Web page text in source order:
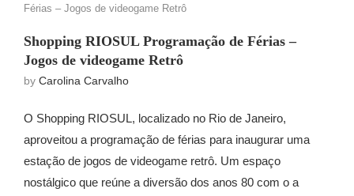
Férias – Jogos de videogame Retrô
Shopping RIOSUL Programação de Férias –
Jogos de videogame Retrô
by Carolina Carvalho
O Shopping RIOSUL, localizado no Rio de Janeiro,
aproveitou a programação de férias para inaugurar uma
estação de jogos de videogame retrô. Um espaço
nostálgico que reúne a diversão dos anos 80 com o a